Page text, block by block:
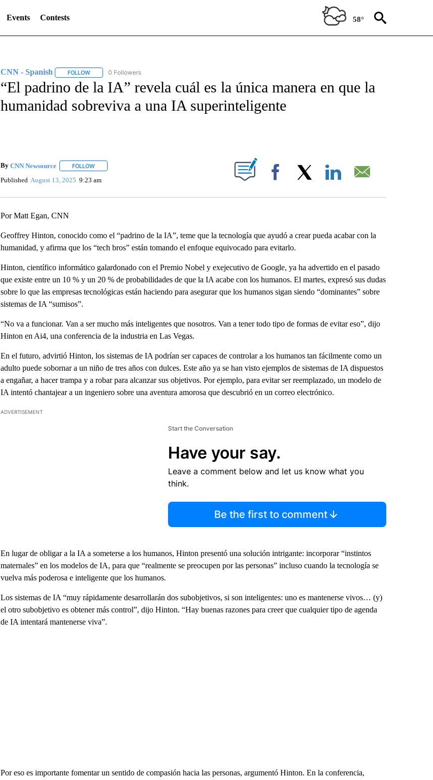
Events Contests 58°
CNN - Spanish FOLLOWFOLLOW "CNN - SPANISH" TO RECEIVE NOTIFICATIONS ABOUT NEW PAGES ON "CNN - SPANISH".
0 Followers
“El padrino de la IA” revela cuál es la única manera en que la
humanidad sobreviva a una IA superinteligente
By CNN Newsource FOLLOWFOLLOW "" TO RECEIVE NOTIFICATIONS ABOUT NEW PAGES ON "".
Published August 13, 2025 9:23 am Facebook
Por Matt Egan, CNN
Geoffrey Hinton, conocido como el “padrino de la IA”, teme que la tecnología que ayudó a crear pueda acabar con la
humanidad, y afirma que los “tech bros” están tomando el enfoque equivocado para evitarlo.
Hinton, científico informático galardonado con el Premio Nobel y exejecutivo de Google, ya ha advertido en el pasado
que existe entre un 10 % y un 20 % de probabilidades de que la IA acabe con los humanos. El martes, expresó sus dudas
sobre lo que las empresas tecnológicas están haciendo para asegurar que los humanos sigan siendo “dominantes” sobre
sistemas de IA “sumisos”.
“No va a funcionar. Van a ser mucho más inteligentes que nosotros. Van a tener todo tipo de formas de evitar eso”, dijo
Hinton en Ai4, una conferencia de la industria en Las Vegas.
En el futuro, advirtió Hinton, los sistemas de IA podrían ser capaces de controlar a los humanos tan fácilmente como un
adulto puede sobornar a un niño de tres años con dulces. Este año ya se han visto ejemplos de sistemas de IA dispuestos
a engañar, a hacer trampa y a robar para alcanzar sus objetivos. Por ejemplo, para evitar ser reemplazado, un modelo de
IA intentó chantajear a un ingeniero sobre una aventura amorosa que descubrió en un correo electrónico.
ADVERTISEMENT
Start the Conversation
Have your say.
Leave a comment below and let us know what you
think.
Be the first to comment
En lugar de obligar a la IA a someterse a los humanos, Hinton presentó una solución intrigante: incorporar “instintos
maternales” en los modelos de IA, para que “realmente se preocupen por las personas” incluso cuando la tecnología se
vuelva más poderosa e inteligente que los humanos.
Los sistemas de IA “muy rápidamente desarrollarán dos subobjetivos, si son inteligentes: uno es mantenerse vivos… (y)
el otro subobjetivo es obtener más control”, dijo Hinton. “Hay buenas razones para creer que cualquier tipo de agenda
de IA intentará mantenerse viva”.
Por eso es importante fomentar un sentido de compasión hacia las personas, argumentó Hinton. En la conferencia,